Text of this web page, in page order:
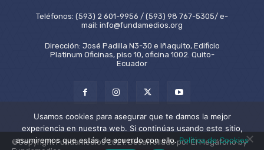
Teléfonos: (593) 2 601-9956 / (593) 98 767-5305/ e-
mail: info@fundamedios.org
Dirección: José Padilla N3-30 e Iñaquito, Edificio
Platinum Oficinas, piso 10, oficina 1002. Quito-
Ecuador
©Copyright Fundamedios 2021. Desarrollado por El Megáfono by
Usamos cookies para asegurar que te damos la mejor
experiencia en nuestra web. Si continúas usando este sitio,
asumiremos que estás de acuerdo con ello.Política de Cookies